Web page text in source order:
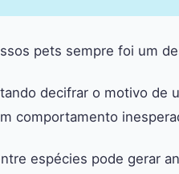
pets sempre foi um
decifrar o motivo de
comportamento
espécies pode gerar